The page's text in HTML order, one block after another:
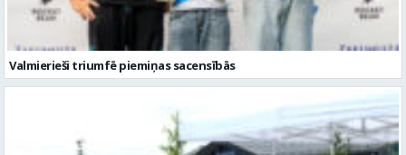
Valmierieši triumfē piemiņas sacensībās